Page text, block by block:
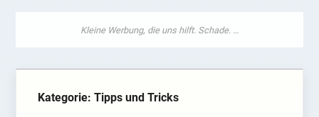
Kategorie: Tipps und Tricks